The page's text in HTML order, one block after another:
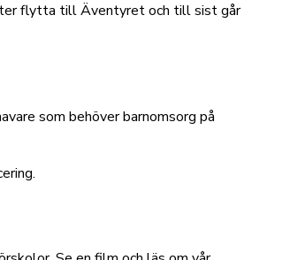
flytta till Äventyret och till sist går
som behöver barnomsorg på
.